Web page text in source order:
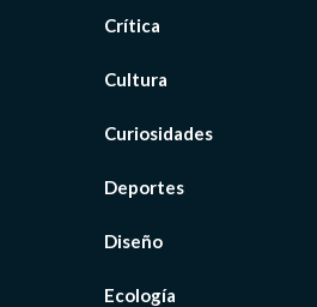
Crítica
Cultura
Curiosidades
Deportes
Diseño
Ecología